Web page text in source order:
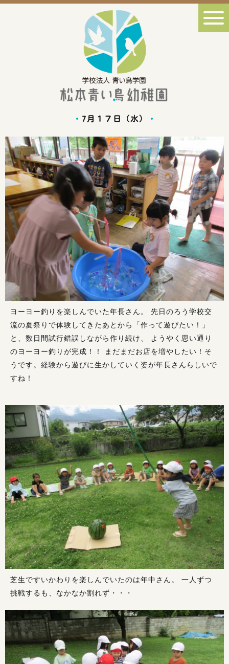
7月１７日（水）
ヨーヨー釣りを楽しんでいた年長さん。 先日のろう学校交
流の夏祭りで体験してきたあとから「作って遊びたい！」
と、数日間試行錯誤しながら作り続け、 ようやく思い通り
のヨーヨー釣りが完成！！ まだまだお店を増やしたい！そ
うです。経験から遊びに生かしていく姿が年長さんらしいで
すね！
芝生ですいかわりを楽しんでいたのは年中さん。 一人ずつ
挑戦するも、なかなか割れず・・・